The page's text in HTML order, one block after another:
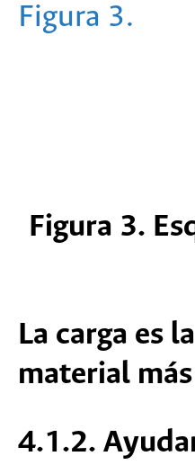
Figura 3.
Figura 3.
La carga es
material
4.1.2.